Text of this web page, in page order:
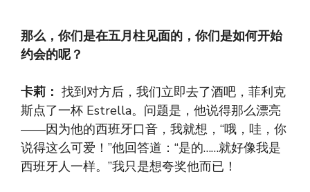
那么，你们是在五月柱见面的，你们是如何开始
约会的呢？
卡莉： 找到对方后，我们立即去了酒吧，菲利克
斯点了一杯 Estrella。问题是，他说得那么漂亮
——因为他的西班牙口音，我就想，“哦，哇，你
说得这么可爱！”他回答道：“是的……就好像我是
西班牙人一样。”我只是想夸奖他而已！